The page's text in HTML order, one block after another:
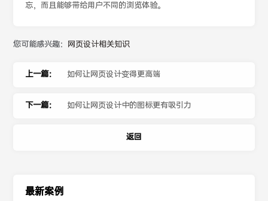
忘，而且能够带给用户不同的浏览体验。
您可能感兴趣： 网页设计相关知识
上一篇： 如何让网页设计变得更高端
下一篇： 如何让网页设计中的图标更有吸引力
返回
最新案例